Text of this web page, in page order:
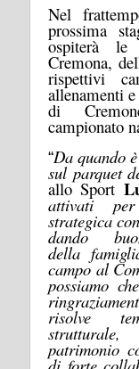
Nel
prossima
ospiterà le
Cremona,
rispettivi
allenamenti
di
campionato
“Da quando
sul parquet
allo Sport
attivati per
strategica
dando
della f
campo al
possiamo
risolve
patrimonio